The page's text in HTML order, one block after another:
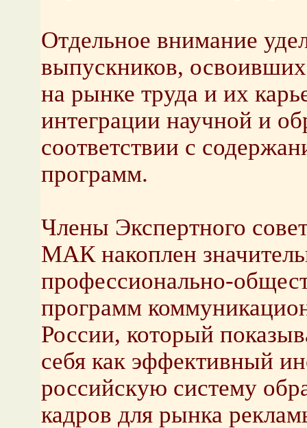
Отдельное внимание
выпускников,
на рынке труда и их
интеграции научной и
соответствии с
программ.
Члены Экспертного
МАК накоплен
профессионально-
программ
России, который
себя как эффективный
российскую систему
кадров для рынка